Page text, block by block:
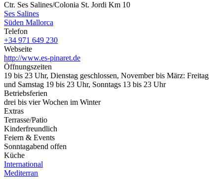
Ctr. Ses Salines/Colonia St. Jordi Km 10
Ses Salines
Süden Mallorca
Telefon
+34 971 649 230
Webseite
http://www.es-pinaret.de
Öffnungszeiten
19 bis 23 Uhr, Dienstag geschlossen, November bis März: Freitag
und Samstag 19 bis 23 Uhr, Sonntags 13 bis 23 Uhr
Betriebsferien
drei bis vier Wochen im Winter
Extras
Terrasse/Patio
Kinderfreundlich
Feiern & Events
Sonntagabend offen
Küche
International
Mediterran